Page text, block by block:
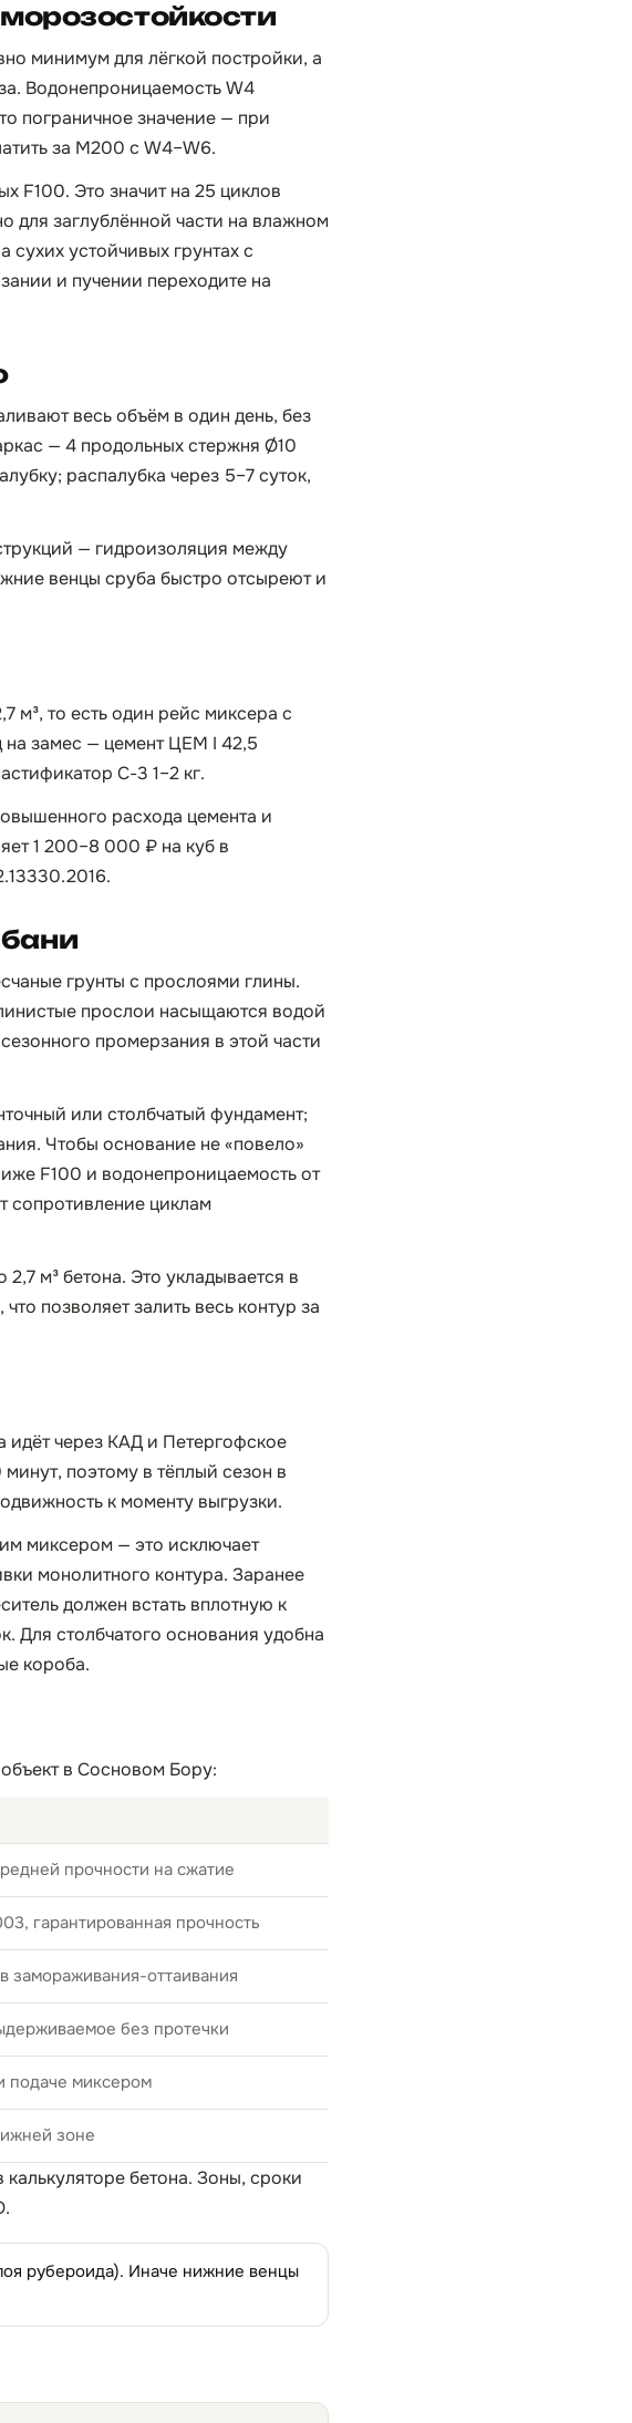
минимум для лёгкой постройки, а
Водонепроницаемость W4
пограничное значение — при
за М200 с W4–W6.
F100. Это значит на 25 циклов
для заглублённой части на влажном
устойчивых грунтах с
и пучении переходите на
весь объём в один день, без
— 4 продольных стержня Ø10
распалубка через 5–7 суток,
— гидроизоляция между
венцы сруба быстро отсыреют и
м³, то есть один рейс миксера с
на замес — цемент ЦЕМ I 42,5
С-3 1–2 кг.
расхода цемента и
1 200–8 000 ₽ на куб в
грунты с прослоями глины.
прослои насыщаются водой
промерзания в этой части
или столбчатый фундамент;
Чтобы основание не «повело»
F100 и водонепроницаемость от
сопротивление циклам
м³ бетона. Это укладывается в
позволяет залить весь контур за
идёт через КАД и Петергофское
поэтому в тёплый сезон в
к моменту выгрузки.
миксером — это исключает
монолитного контура. Заранее
должен встать вплотную к
Для столбчатого основания удобна
короба.
в Сосновом Бору:
прочности на сжатие
гарантированная прочность
замораживания-оттаивания
без протечки
подаче миксером
зоне
калькуляторе бетона. Зоны, сроки
.
рубероида). Иначе нижние венцы